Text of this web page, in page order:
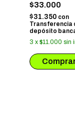
$33.000
$31.350 con
Transferencia
depósito
3 x $11.000 sin